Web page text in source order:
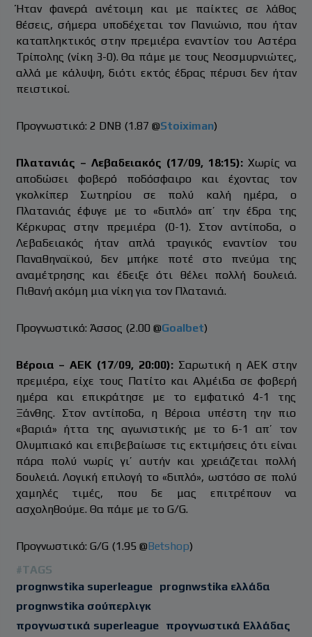
Ήταν φανερά ανέτοιμη και με παίκτες σε λάθος
θέσεις, σήμερα υποδέχεται τον Πανιώνιο, που ήταν
καταπληκτικός στην πρεμιέρα εναντίον του Αστέρα
Τρίπολης (νίκη 3-0). Θα πάμε με τους Νεοσμυρνιώτες,
αλλά με κάλυψη, διότι εκτός έδρας πέρυσι δεν ήταν
πειστικοί.
Προγνωστικό: 2 DNB (1.87 @Stoiximan)
Πλατανιάς – Λεβαδειακός (17/09, 18:15):Χωρίς να
αποδώσει φοβερό ποδόσφαιρο και έχοντας τον
γκολκίπερ Σωτηρίου σε πολύ καλή ημέρα, ο
Πλατανιάς έφυγε με το «διπλό» απ’ την έδρα της
Κέρκυρας στην πρεμιέρα (0-1). Στον αντίποδα, ο
Λεβαδειακός ήταν απλά τραγικός εναντίον του
Παναθηναϊκού, δεν μπήκε ποτέ στο πνεύμα της
αναμέτρησης και έδειξε ότι θέλει πολλή δουλειά.
Πιθανή ακόμη μια νίκη για τον Πλατανιά.
Προγνωστικό: Άσσος (2.00 @Goalbet)
Βέροια – ΑΕΚ (17/09, 20:00): Σαρωτική η ΑΕΚ στην
πρεμιέρα, είχε τους Πατίτο και Αλμέιδα σε φοβερή
ημέρα και επικράτησε με το εμφατικό 4-1 της
Ξάνθης. Στον αντίποδα, η Βέροια υπέστη την πιο
«βαριά» ήττα της αγωνιστικής με το 6-1 απ’ τον
Ολυμπιακό και επιβεβαίωσε τις εκτιμήσεις ότι είναι
πάρα πολύ νωρίς γι’ αυτήν και χρειάζεται πολλή
δουλειά. Λογική επιλογή το «διπλό», ωστόσο σε πολύ
χαμηλές τιμές, που δε μας επιτρέπουν να
ασχοληθούμε. Θα πάμε με το G/G.
Προγνωστικό: G/G (1.95 @Betshop)
#TAGS
prognwstika superleague
prognwstika ελλάδα
prognwstika σούπερλιγκ
προγνωστικά superleague
προγνωστικά Ελλάδας